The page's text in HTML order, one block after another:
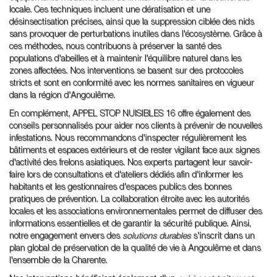
locale. Ces techniques incluent une dératisation et une
désinsectisation précises, ainsi que la suppression ciblée des nids
sans provoquer de perturbations inutiles dans l'écosystème. Grâce à
ces méthodes, nous contribuons à préserver la santé des
populations d'abeilles et à maintenir l'équilibre naturel dans les
zones affectées. Nos interventions se basent sur des protocoles
stricts et sont en conformité avec les normes sanitaires en vigueur
dans la région d'Angoulême.
En complément, APPEL STOP NUISIBLES 16 offre également des
conseils personnalisés pour aider nos clients à prévenir de nouvelles
infestations. Nous recommandons d'inspecter régulièrement les
bâtiments et espaces extérieurs et de rester vigilant face aux signes
d'activité des frelons asiatiques. Nos experts partagent leur savoir-
faire lors de consultations et d'ateliers dédiés afin d'informer les
habitants et les gestionnaires d'espaces publics des bonnes
pratiques de prévention. La collaboration étroite avec les autorités
locales et les associations environnementales permet de diffuser des
informations essentielles et de garantir la sécurité publique. Ainsi,
notre engagement envers des solutions durabless'inscrit dans un
plan global de préservation de la qualité de vie à Angoulême et dans
l'ensemble de la Charente.